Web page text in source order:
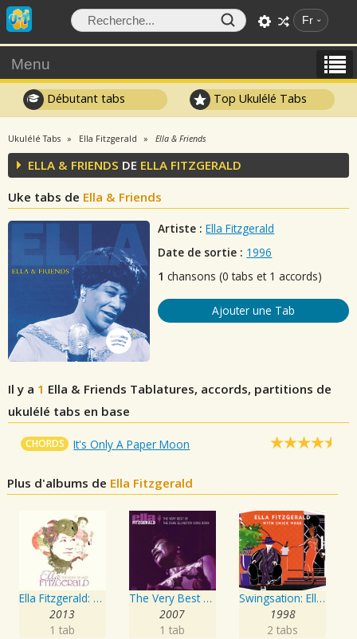
Fr
Menu
Débutant tabs Top Ukulélé Tabs
Ukulélé Tabs Ella Fitzgerald Ella & Friends
ELLA & FRIENDS DE ELLA FITZGERALD
Uke tabs de Ella & Friends
Artiste : Ella Fitzgerald
Date de sortie : 1996
1 chansons (0 tabs et 1 accords)
Ajouter une Tab
Il y a 1 Ella & Friends Tablatures, accords, partitions de
ukulélé tabs en base
CHORDS It's Only A Paper Moon
Plus d'albums de Ella Fitzgerald
Ella Fitzgerald: The Voice Of Jazz
2013
1 tab
The Very Best Of The Duke Ellington Songbook
2007
1 tab
Swingsation: Ella Fitzgerald With Chick Webb
1998
2 tabs